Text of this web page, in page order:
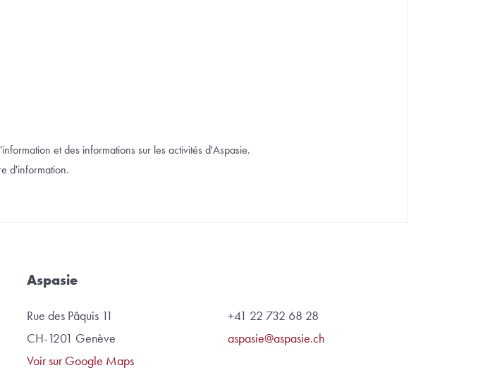
et des informations sur les activités d'Aspasie.
d'information.
Aspasie
Rue des Pâquis 11
CH-1201 Genève
Voir sur Google Maps
+41 22 732 68 28
aspasie@aspasie.ch